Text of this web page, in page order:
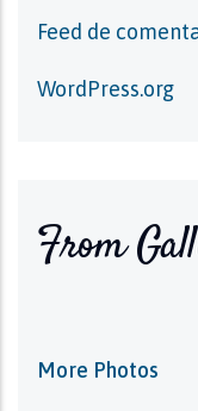
Feed de
WordPress.org
From
More Photos